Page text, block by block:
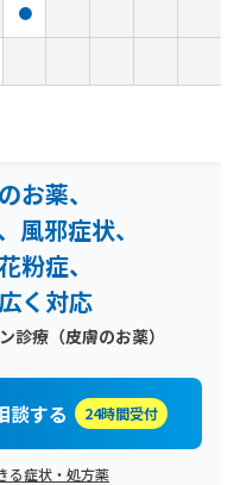
●
お薬、
風邪症状、
粉症、
く対応
診療（皮膚のお薬）
談する 24時間受付
る症状・処方薬